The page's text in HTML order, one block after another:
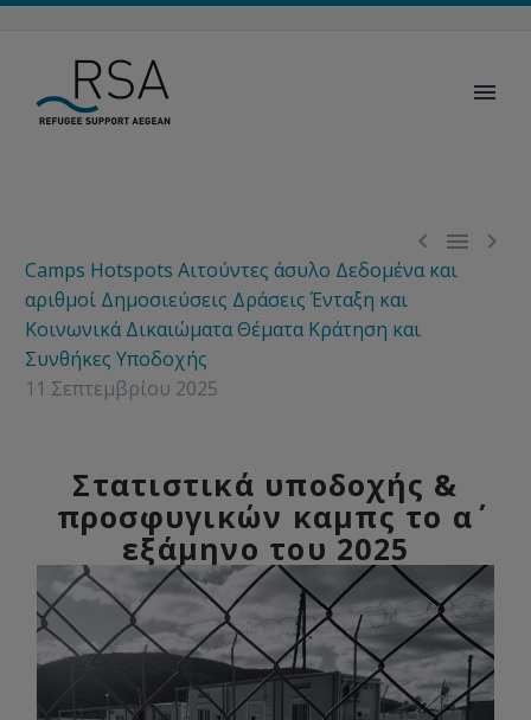
  
Camps Hotspots Αιτούντες άσυλο Δεδομένα και
αριθμοί Δημοσιεύσεις Δράσεις Ένταξη και
Κοινωνικά ΔικαιώματαΘέματα Κράτηση και
Συνθήκες Υποδοχής
11 Σεπτεμβρίου 2025
Στατιστικά υποδοχής &
προσφυγικών καμπς το α΄
εξάμηνο του 2025